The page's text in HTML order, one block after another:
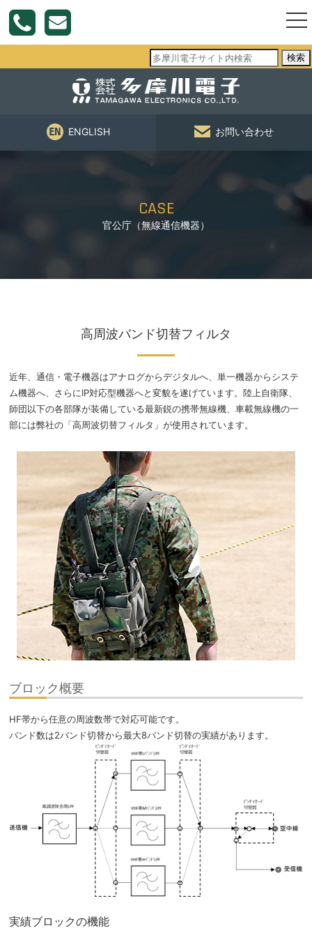
検索
ENGLISH お問い合わせ
CASE
官公庁（無線通信機器）
高周波バンド切替フィルタ
近年、通信・電子機器はアナログからデジタルへ、単一機器からシステ
ム機器へ、さらにIP対応型機器へと変貌を遂げています。陸上自衛隊、
師団以下の各部隊が装備している最新鋭の携帯無線機、車載無線機の一
部には弊社の「高周波切替フィルタ」が使用されています。
ブロック概要
HF帯から任意の周波数帯で対応可能です。
バンド数は2バンド切替から最大8バンド切替の実績があります。
実績ブロックの機能